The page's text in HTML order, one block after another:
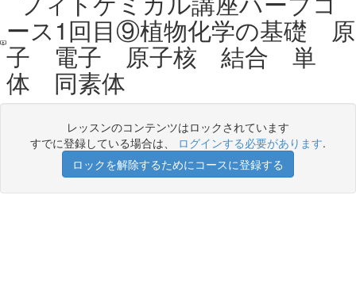
ース1回目⑨植物化学の基礎 原
子 電子 原子核 結合 単
体 同素体
レッスンのコンテンツはロックされています
すでに登録している場合は、 ログインする必要があります.
ロックを解除するためにコースに登録する